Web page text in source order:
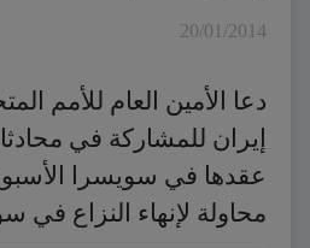
20/01/2014
دعا الأمين العام للأمم
إيران للمشاركة في
عقدها في سويسرا
محاولة لإنهاء النزاع في